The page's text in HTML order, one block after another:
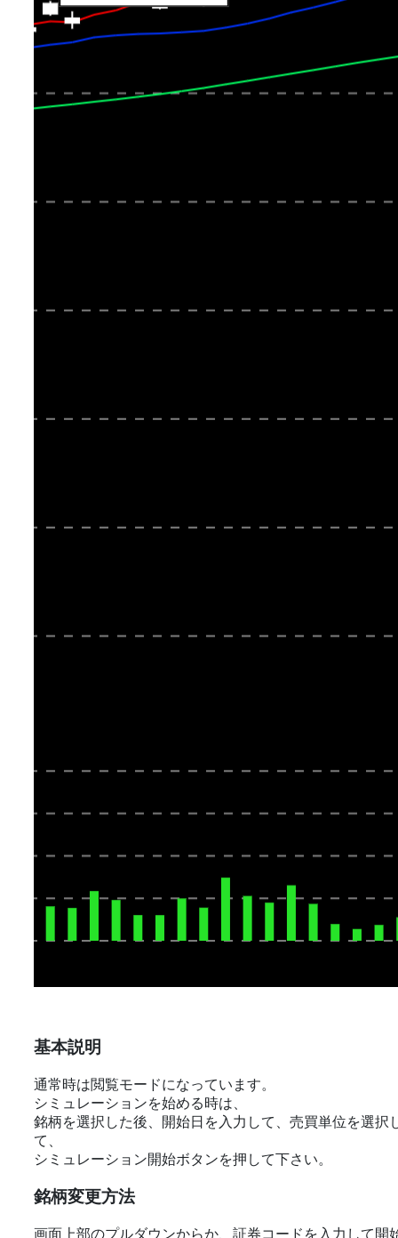
基本説明
通常時は閲覧モードになっています。
シミュレーションを始める時は、
銘柄を選択した後、開始日を入力して、売買単位を選択
て、
シミュレーション開始ボタンを押して下さい。
銘柄変更方法
画面上部のプルダウンからか、証券コードを入力して開